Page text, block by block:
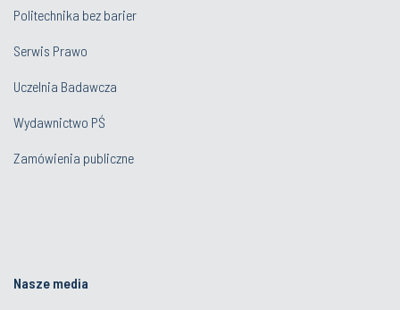
Politechnika bez barier
Serwis Prawo
Uczelnia Badawcza
Wydawnictwo PŚ
Zamówienia publiczne
Nasze media